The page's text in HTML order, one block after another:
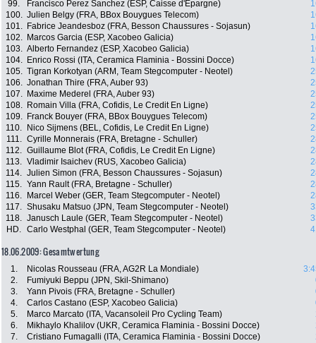
99.
Francisco Perez Sanchez (ESP, Caisse d'Epargne)
100. Julien Belgy (FRA, BBox Bouygues Telecom)
101.
Fabrice Jeandesboz (FRA, Besson Chaussures - Sojasun)
102.
Marcos Garcia (ESP, Xacobeo Galicia)
103. Alberto Fernandez (ESP, Xacobeo Galicia)
104.
Enrico Rossi (ITA, Ceramica Flaminia - Bossini Docce)
105. Tigran Korkotyan (ARM, Team Stegcomputer - Neotel)
106. Jonathan Thire (FRA, Auber 93)
107.
Maxime Mederel (FRA, Auber 93)
108.
Romain Villa (FRA, Cofidis, Le Credit En Ligne)
109.
Franck Bouyer (FRA, BBox Bouygues Telecom)
110.
Nico Sijmens (BEL, Cofidis, Le Credit En Ligne)
111. Cyrille Monnerais (FRA, Bretagne - Schuller)
112. Guillaume Blot (FRA, Cofidis, Le Credit En Ligne)
113. Vladimir Isaichev (RUS, Xacobeo Galicia)
114. Julien Simon (FRA, Besson Chaussures - Sojasun)
115. Yann Rault (FRA, Bretagne - Schuller)
116.
Marcel Weber (GER, Team Stegcomputer - Neotel)
117. Shusaku Matsuo (JPN, Team Stegcomputer - Neotel)
118. Janusch Laule (GER, Team Stegcomputer - Neotel)
HD. Carlo Westphal (GER, Team Stegcomputer - Neotel)
18.06.2009: Gesamtwertung
1. Nicolas Rousseau (FRA, AG2R La Mondiale)
2.
Fumiyuki Beppu (JPN, Skil-Shimano)
3.
Yann Pivois (FRA, Bretagne - Schuller)
4.
Carlos Castano (ESP, Xacobeo Galicia)
5.
Marco Marcato (ITA, Vacansoleil Pro Cycling Team)
6.
Mikhaylo Khalilov (UKR, Ceramica Flaminia - Bossini Docce)
7.
Cristiano Fumagalli (ITA, Ceramica Flaminia - Bossini Docce)